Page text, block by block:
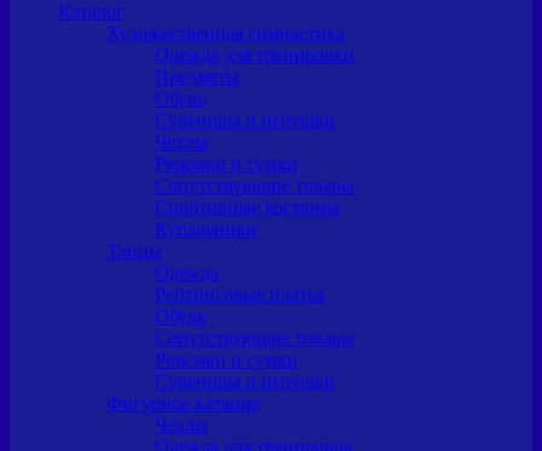
Каталог
Художественная гимнастика
Одежда для тренировки
Предметы
Обувь
Сувениры и игрушки
Чехлы
Рюкзаки и сумки
Сопутствующие товары
Спортивные костюмы
Купальники
Танцы
Одежда
Рейтинговые платья
Обувь
Сопутствующие товары
Рюкзаки и сумки
Сувениры и игрушки
Фигурное катание
Чехлы